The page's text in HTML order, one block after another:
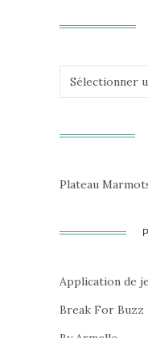
Archives
Plateau
Application de
Break For Buzz